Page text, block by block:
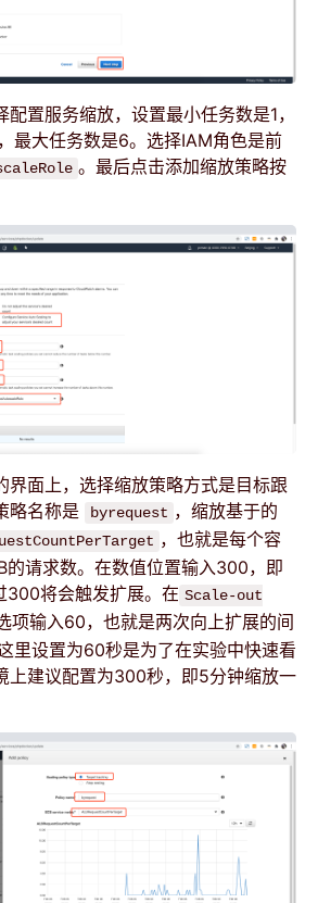
置服务缩放，设置最小任务数是1，
最大任务数是6。选择IAM角色是前
。最后点击添加缩放策略按
界面上，选择缩放策略方式是目标跟
略名称是
byrequest ，缩放基于的
，也就是每个容
的请求数。在数值位置输入300，即
300将会触发扩展。在 Scale-out
项输入60，也就是两次向上扩展的间
里设置为60秒是为了在实验中快速看
上建议配置为300秒，即5分钟缩放一